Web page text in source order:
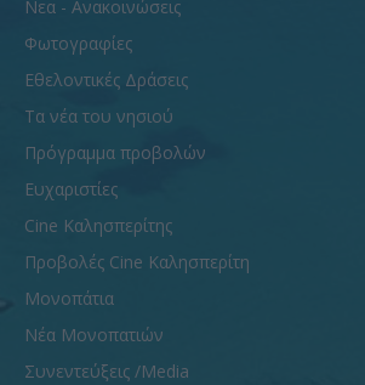
Νεα - Ανακοινώσεις
Φωτογραφίες
Εθελοντικές Δράσεις
Τα νέα του νησιού
Πρόγραμμα προβολών
Ευχαριστίες
Cine Καλησπερίτης
Προβολές Cine Καλησπερίτη
Μονοπάτια
Νέα Μονοπατιών
Συνεντεύξεις /Media